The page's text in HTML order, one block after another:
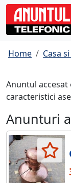
Home Casa
Anuntul
caracteristici
Anunturi